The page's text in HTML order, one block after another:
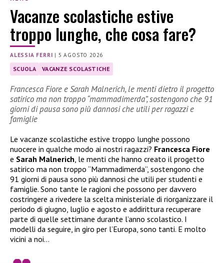
Vacanze scolastiche estive
troppo lunghe, che cosa fare?
ALESSIA FERRI | 5 AGOSTO 2026
SCUOLA VACANZE SCOLASTICHE
Francesca Fiore e Sarah Malnerich, le menti dietro il progetto
satirico ma non troppo “mammadimerda”, sostengono che 91
giorni di pausa sono più dannosi che utili per ragazzi e
famiglie
Le vacanze scolastiche estive troppo lunghe possono
nuocere in qualche modo ai nostri ragazzi? Francesca Fiore
e Sarah Malnerich , le menti che hanno creato il progetto
satirico ma non troppo “Mammadimerda”, sostengono che
91 giorni di pausa sono più dannosi che utili per studenti e
famiglie. Sono tante le ragioni che possono per davvero
costringere a rivedere la scelta ministeriale di riorganizzare il
periodo di giugno, luglio e agosto e addirittura recuperare
parte di quelle settimane durante l’anno scolastico. I
modelli da seguire, in giro per l’Europa, sono tanti. E molto
vicini a noi…